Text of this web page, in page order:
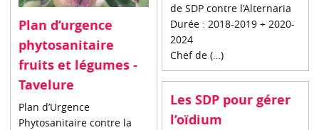
Plan d’urgence
phytosanitaire
fruits et légumes -
Tavelure
Plan d’Urgence
Phytosanitaire contre la
de SDP contre l’Alternaria
Durée : 2018-2019 + 2020-
2024
Chef de (…)
Les SDP pour gérer
l’oïdium